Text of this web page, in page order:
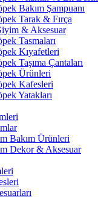
Bakım Şampuanı
Tarak & Fırça
& Aksesuar
Tasmaları
Kıyafetleri
Taşıma Çantaları
Ürünleri
Kafesleri
Yatakları
Bakım Ürünleri
Dekor & Aksesuar